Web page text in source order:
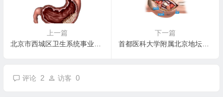
上一篇
下一篇
首都医科大学附属北京地坛医院2014年招聘公告
评论 2 访客 0